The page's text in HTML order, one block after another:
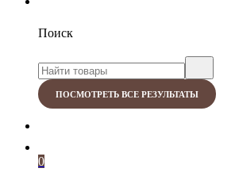
Поиск
ПОСМОТРЕТЬ ВСЕ РЕЗУЛЬТАТЫ
0